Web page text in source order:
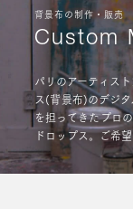
背景布の制作・販売
Custom
パリのアーティス
ス(背景布)のデジ
を担ってきたプロ
ドロップス。ご希